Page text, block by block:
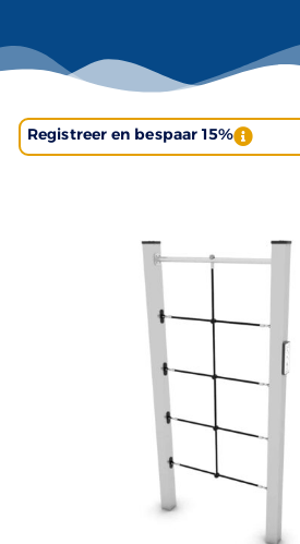
Registreer en bespaar 15%